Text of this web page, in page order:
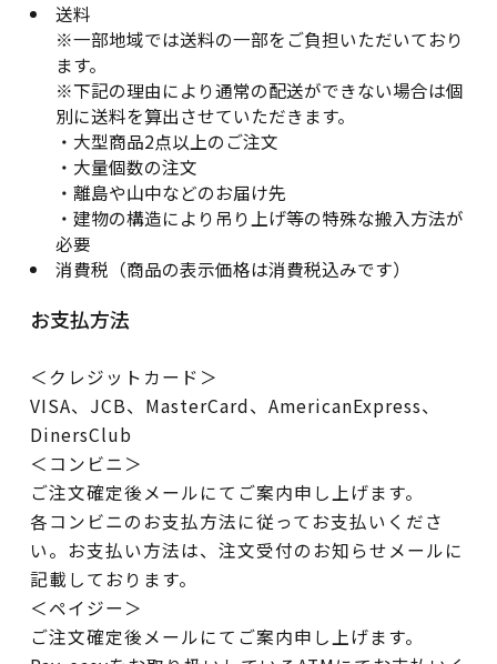
送料
※一部地域では送料の一部をご負担いただいており
ます。
※下記の理由により通常の配送ができない場合は個
別に送料を算出させていただきます。
・大型商品2点以上のご注文
・大量個数の注文
・離島や山中などのお届け先
・建物の構造により吊り上げ等の特殊な搬入方法が
必要
消費税（商品の表示価格は消費税込みです）
お支払方法
＜クレジットカード＞
VISA、JCB、MasterCard、AmericanExpress、
DinersClub
＜コンビニ＞
ご注文確定後メールにてご案内申し上げます。
各コンビニのお支払方法に従ってお支払いくださ
い。お支払い方法は、注文受付のお知らせメールに
記載しております。
＜ペイジー＞
ご注文確定後メールにてご案内申し上げます。